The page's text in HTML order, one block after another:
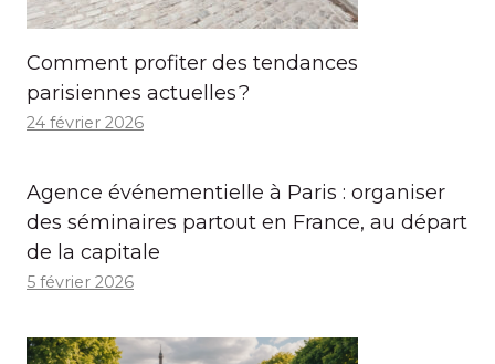
Comment profiter des tendances
parisiennes actuelles ?
24 février 2026
Agence événementielle à Paris : organiser
des séminaires partout en France, au départ
de la capitale
5 février 2026